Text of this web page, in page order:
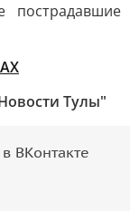
пострадавшие
Тулы"
ВКонтакте